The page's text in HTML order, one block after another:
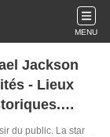
MENU
- Lieux
du public. La star